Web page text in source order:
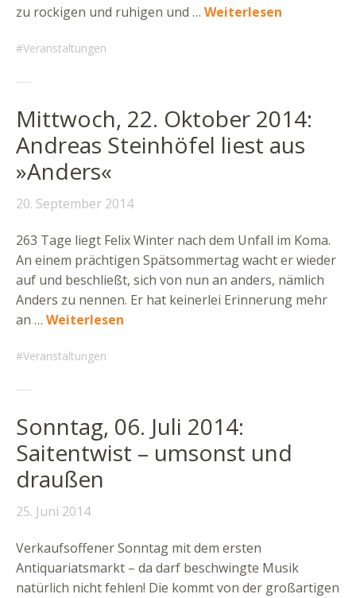
zu rockigen und ruhigen und … Weiterlesen
Veranstaltungen
Mittwoch, 22. Oktober 2014:
Andreas Steinhöfel liest aus
»Anders«
20. September 2014
263 Tage liegt Felix Winter nach dem Unfall im Koma.
An einem prächtigen Spätsommertag wacht er wieder
auf und beschließt, sich von nun an anders, nämlich
Anders zu nennen. Er hat keinerlei Erinnerung mehr
an … Weiterlesen
Veranstaltungen
Sonntag, 06. Juli 2014:
Saitentwist – umsonst und
draußen
25. Juni 2014
Verkaufsoffener Sonntag mit dem ersten
Antiquariatsmarkt – da darf beschwingte Musik
natürlich nicht fehlen! Die kommt von der großartigen